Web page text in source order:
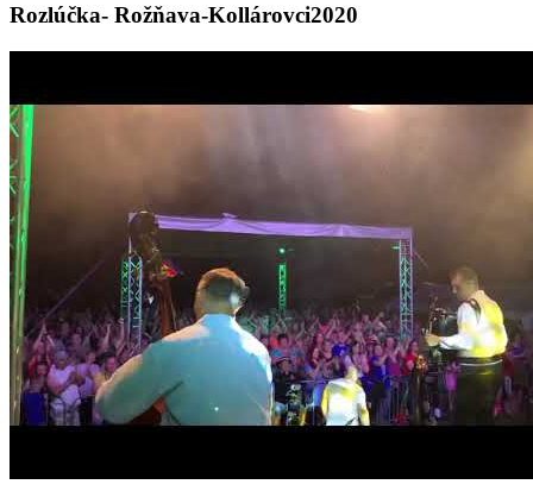
Rozlúčka- Rožňava-Kollárovci2020